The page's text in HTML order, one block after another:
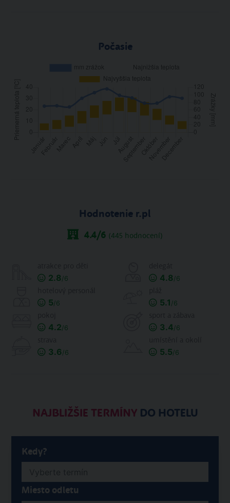
Počasie
Hodnotenie r.pl
4.4/6 (445 hodnocení)
2.8/6 4.8/6
5/6 5.1 /6
4.2/6 3.4/6
3.6/6 5.5/6
NAJBLIŽŠIE TERMÍNYDO HOTELU
Kedy?
Miesto odletu